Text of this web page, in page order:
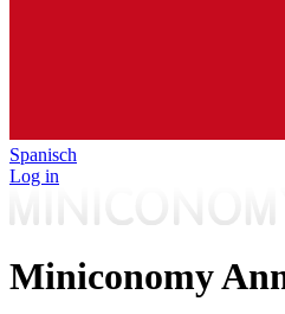
Spanisch
Log in
Miniconomy